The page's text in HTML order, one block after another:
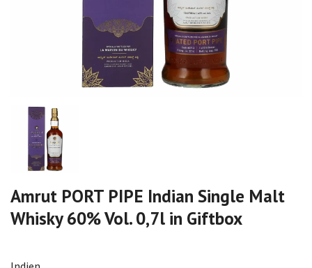
Amrut PORT PIPE Indian Single Malt
Whisky 60% Vol. 0,7l in Giftbox